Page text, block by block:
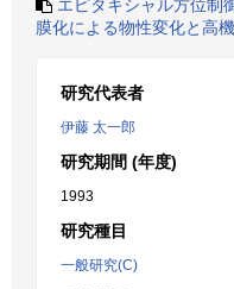
エピタキシャル方位制
膜化による物性変化と高
研究代表者
伊藤 太一郎
研究期間 (年度)
1993
研究種目
一般研究(C)